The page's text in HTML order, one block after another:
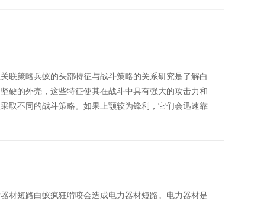
联策略兵蚁的头部特征与战斗策略的关系研究是了解白
硬的外壳，这些特征使其在战斗中具有强大的攻击力和
取不同的战斗策略。如果上颚较为锋利，它们会迅速靠
材短路白蚁疯狂啃咬会造成电力器材短路。电力器材是